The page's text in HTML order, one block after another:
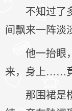
不知过了
间飘来一阵淡
他一抬眼
来，身上……
那围裙是